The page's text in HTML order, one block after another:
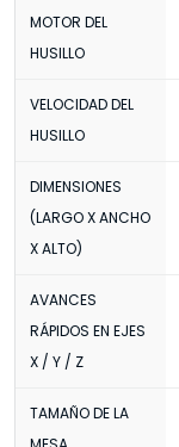
MOTOR DEL
HUSILLO
VELOCIDAD DEL
HUSILLO
DIMENSIONES
(LARGO X ANCHO
X ALTO)
AVANCES
RÁPIDOS EN EJES
X / Y / Z
TAMAÑO DE LA